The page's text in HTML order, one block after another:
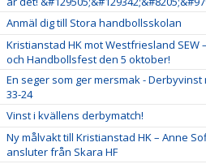
Anmäl dig till Stora handbollsskolan
Kristianstad HK mot Westfriesland SEW
och Handbollsfest den 5 oktober!
En seger som ger mersmak - Derbyvinst
33-24
Vinst i kvällens derbymatch!
Ny målvakt till Kristianstad HK – Anne
ansluter från Skara HF